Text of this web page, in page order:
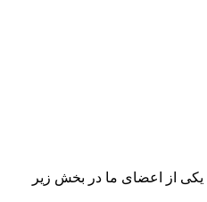
از اعضای ما در بخش زیر